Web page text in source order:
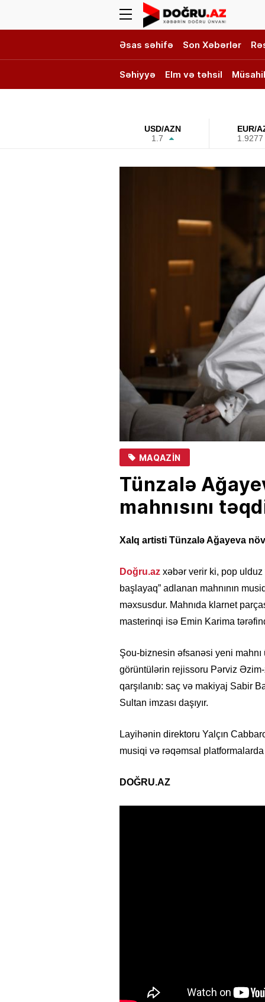
Əsas səhifə Son Xəbərlər
Səhiyyə Elm və təhsil
USD/AZN
1.7
EUR/
1.9277
MAQAZIN
Tünzalə
mahnısını
Xalq artisti Tünzalə Ağayeva
Doğru.az xəbər verir ki, pop
başlayaq” adlanan mahnının
məxsusdur. Mahnıda klarnet
masterinqi isə Emin Karima
Şou-biznesin əfsanəsi yeni
görüntülərin rejissoru Pərviz
qarşılanıb: saç və makiyaj Sabir
Sultan imzası daşıyır.
Layihənin direktoru Yalçın
musiqi və rəqəmsal platformalarda
DOĞRU.AZ